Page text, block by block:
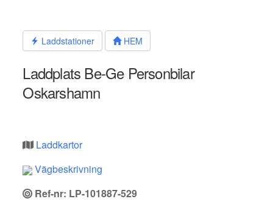
innehållet Laddstationer HEM
Laddplats Be-Ge Personbilar
Oskarshamn
Laddkartor
Vägbeskrivning
Ref-nr: LP-101887-529